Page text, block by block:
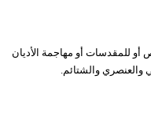
أو للمقدسات أو مهاجمة الأديان
والعنصري والشتائم.